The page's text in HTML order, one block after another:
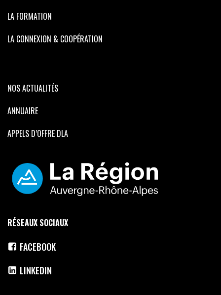
LA FORMATION
LA CONNEXION & COOPÉRATION
NOS ACTUALITÉS
ANNUAIRE
APPELS D’OFFRE DLA
RÉSEAUX SOCIAUX
FACEBOOK
LINKEDIN